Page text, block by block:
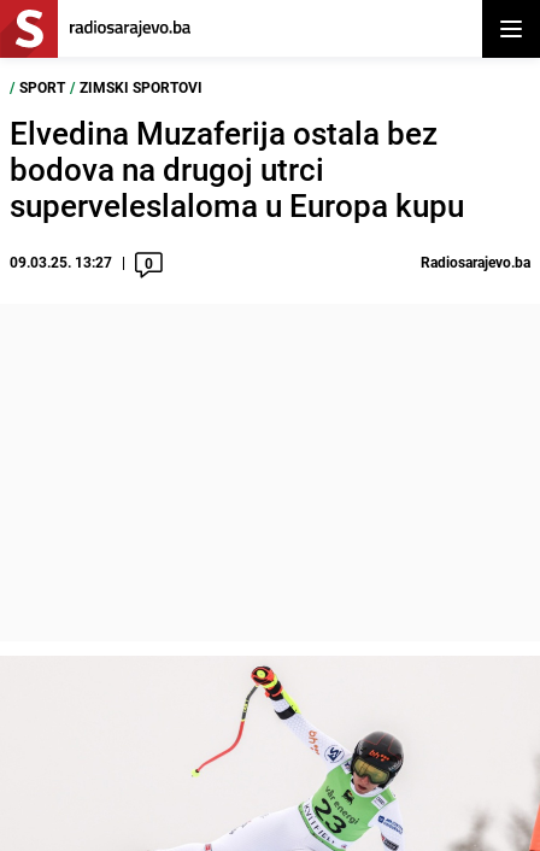
/ SPORT / ZIMSKI SPORTOVI
Elvedina Muzaferija ostala bez
bodova na drugoj utrci
superveleslaloma u Europa kupu
09.03.25. 13:27 0 Radiosarajevo.ba